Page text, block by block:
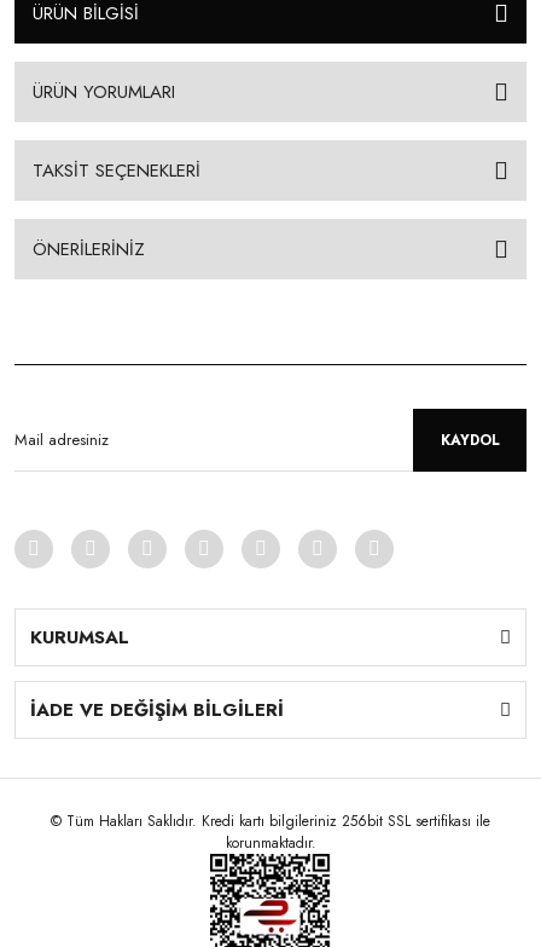
ÜRÜN BİLGİSİ
ÜRÜN YORUMLARI
TAKSİT SEÇENEKLERİ
ÖNERİLERİNİZ
KAYDOL
KURUMSAL
İADE VE DEĞİŞİM BİLGİLERİ
© Tüm Hakları Saklıdır. Kredi kartı bilgileriniz 256bit SSL sertifikası ile
korunmaktadır.